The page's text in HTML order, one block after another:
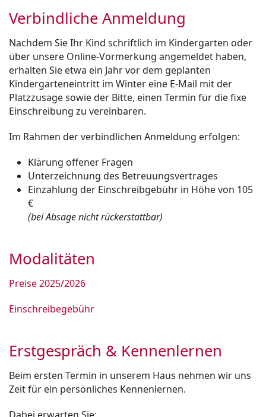
Verbindliche Anmeldung
Nachdem Sie Ihr Kind schriftlich im Kindergarten oder
über unsere Online-Vormerkung angemeldet haben,
erhalten Sie etwa ein Jahr vor dem geplanten
Kindergarteneintritt im Winter eine E-Mail mit der
Platzzusage sowie der Bitte, einen Termin für die fixe
Einschreibung zu vereinbaren.
Im Rahmen der verbindlichen Anmeldung erfolgen:
Klärung offener Fragen
Unterzeichnung des Betreuungsvertrages
Einzahlung der Einschreibgebühr in Höhe von 105
€
(bei Absage nicht rückerstattbar)
Modalitäten
Preise 2025/2026
Einschreibegebühr
Erstgespräch & Kennenlernen
Beim ersten Termin in unserem Haus nehmen wir uns
Zeit für ein persönliches Kennenlernen.